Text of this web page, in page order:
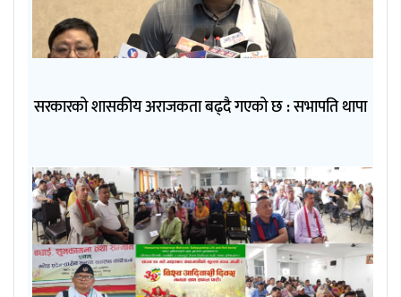
सरकारको शासकीय अराजकता बढ्दै गएको छ : सभापति थापा